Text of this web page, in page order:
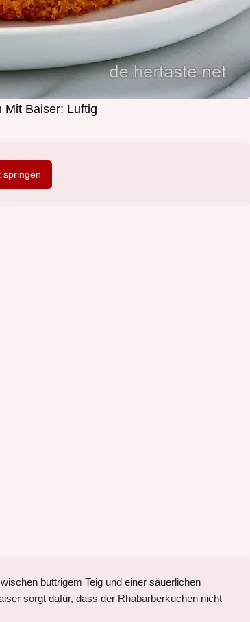
Mit Baiser: Luftig
springen
buttrigem Teig und einer säuerlichen
sorgt dafür, dass der Rhabarberkuchen nicht